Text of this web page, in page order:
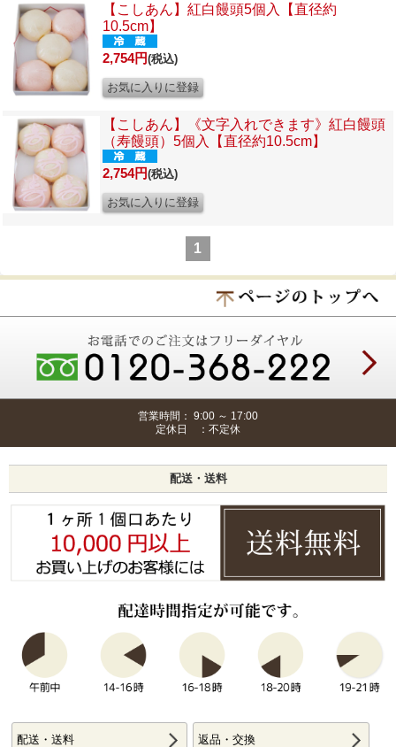
【こしあん】 紅白饅頭5個入【直径約
10.5cm】
2,754円(税込)
【こしあん】《文字入れできます》 紅白饅頭
（寿饅頭）5個入【直径約10.5cm】
2,754円(税込)
1
営業時間： 9:00 ～ 17:00
定休日 ：不定休
配送・送料
配送・送料 返品・交換